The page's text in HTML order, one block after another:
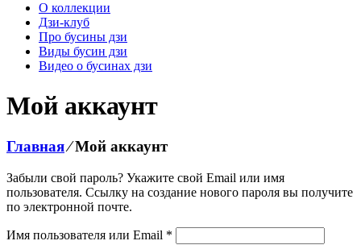
О коллекции
Дзи-клуб
Про бусины дзи
Виды бусин дзи
Видео о бусинах дзи
Мой аккаунт
Главная⁄Мой аккаунт
Забыли свой пароль? Укажите свой Email или имя
пользователя. Ссылку на создание нового пароля вы получите
по электронной почте.
Имя пользователя или Email *